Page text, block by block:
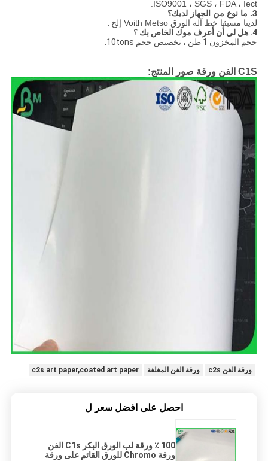
ISO9001 ، SGS ، FDA ، Iect.
3. ما نوع من الجهاز لديك؟
لدينا مسبقا خط آلة الورق Voith Metso إلخ
.
4. هل لي أن أعرف موك الخاص بك
؟
حجم المخزون 1 طن ، تخصيص حجم 10tons.
C1S الفن ورقة صور المنتج:
ورقة الفن c2s ورقة الفن المغلفة c2s art paper,coated art paper
احصل على افضل سعر ل
100 ٪ ورقة لب الورق البكر C1s الفن
ورقة Chromo للورق القائم على ورقة